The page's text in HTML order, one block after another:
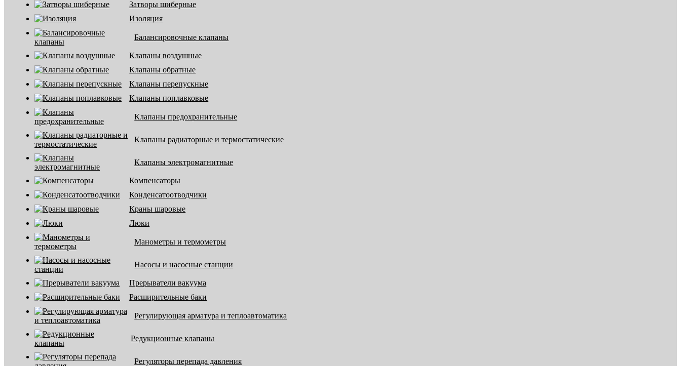
Затворы шиберные
Изоляция
Балансировочные клапаны
Клапаны воздушные
Клапаны обратные
Клапаны перепускные
Клапаны поплавковые
Клапаны предохранительные
Клапаны радиаторные и термостатические
Клапаны электромагнитные
Компенсаторы
Конденсатоотводчики
Краны шаровые
Люки
Манометры и термометры
Насосы и насосные станции
Прерыватели вакуума
Расширительные баки
Регулирующая арматура и теплоавтоматика
Редукционные клапаны
Регуляторы перепада давления